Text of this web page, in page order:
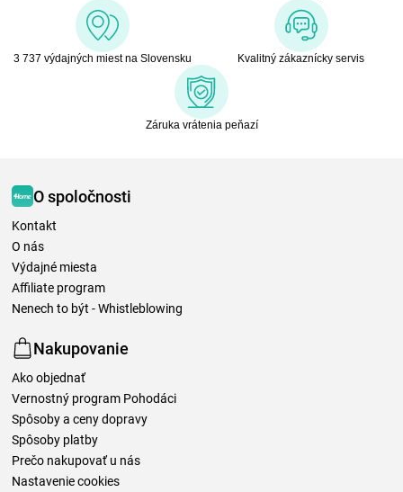
3 737 výdajných miest na Slovensku Kvalitný zákaznícky servis
Záruka vrátenia peňazí
O spoločnosti
Kontakt
O nás
Výdajné miesta
Affiliate program
Nenech to být - Whistleblowing
Nakupovanie
Ako objednať
Vernostný program Pohodáci
Spôsoby a ceny dopravy
Spôsoby platby
Prečo nakupovať u nás
Nastavenie cookies